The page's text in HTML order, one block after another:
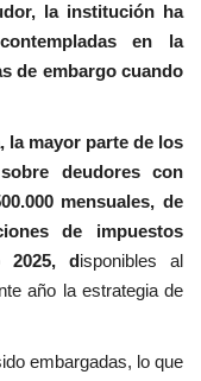
la institución ha
en la
de embargo cuando
la mayor parte de los
deudores con
mensuales, de
de impuestos
2025, disponibles al
año la estrategia de
embargadas, lo que